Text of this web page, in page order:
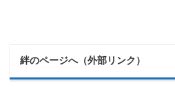
絆のページへ（外部リンク）